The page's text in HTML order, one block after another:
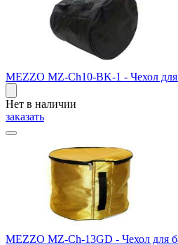
MEZZO MZ-Ch10-BK-1 - Чехол для
Нет в наличии
заказать
MEZZO MZ-Ch-13GD - Чехол для